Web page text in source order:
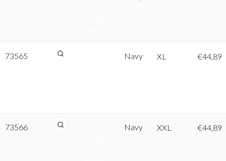
73565 Navy XL €44,89
73566 Navy XXL €44,89